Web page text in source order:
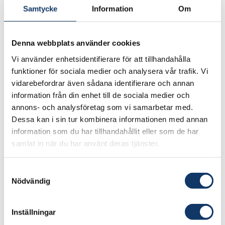
Samtycke Information Om
Denna webbplats använder cookies
Vi använder enhetsidentifierare för att tillhandahålla
funktioner för sociala medier och analysera vår trafik. Vi
vidarebefordrar även sådana identifierare och annan
information från din enhet till de sociala medier och
annons- och analysföretag som vi samarbetar med.
Dessa kan i sin tur kombinera informationen med annan
information som du har tillhandahållit eller som de har
samlat in när du har använt deras tjänster.
Nödvändig
Inställningar
alla samhällssektorer.
från livsmedelsförsörjning och kritisk
infrastruktur till militär förmåga och
informationsskydd.
Deltagarnas diskussioner har sammanfattats
med hjälp av AI och därefter bearbetats
manuellt. Sammanställningen är strukturerad i
övergripande teman och integrerar insikter från
samtliga personer. Innehållet är baserat på
att ta vidare delar av underlaget i
rundabordssamtal. Avsikten är att identifiera och
undanröja strukturella hinder, dvs lagar, normer,
ekonomiska system och incitament, som